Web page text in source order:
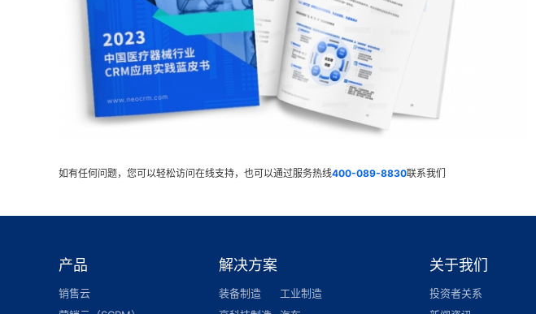
如有任何问题，您可以轻松访问在线支持，也可以通过服务热线400-089-8830联系我们
产品
销售云
解决方案
装备制造
工业制造
关于我们
投资者关系